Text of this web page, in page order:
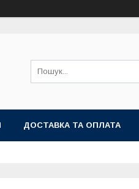
ДОСТАВКА ТА ОПЛАТА